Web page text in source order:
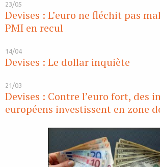
23/05
Devises : L’euro ne fléchit pas
PMI en recul
14/04
Devises : Le dollar inquiète
21/03
Devises : Contre l’euro fort, des
européens investissent en zone